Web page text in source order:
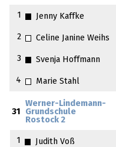
1 Jenny Kaffke
2 Celine Janine Weihs
3
Svenja Hoffmann
4 Marie Stahl
31
Werner-Lindemann-
Grundschule
Rostock 2
1 Judith Voß